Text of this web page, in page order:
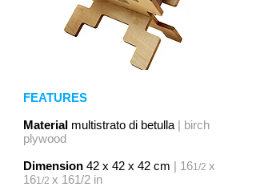
FEATURES
Material multistrato di betulla | birch
plywood
Dimension 42 x 42 x 42 cm | 161/2 x
161/2 x 161/2 in